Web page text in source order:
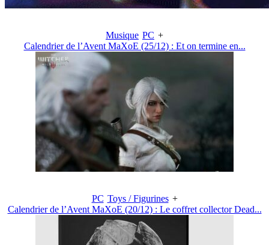
Musique PC +
Calendrier de l’Avent MaXoE (25/12) : Et on termine en...
PC Toys / Figurines +
Calendrier de l’Avent MaXoE (20/12) : Le coffret collector Dead...